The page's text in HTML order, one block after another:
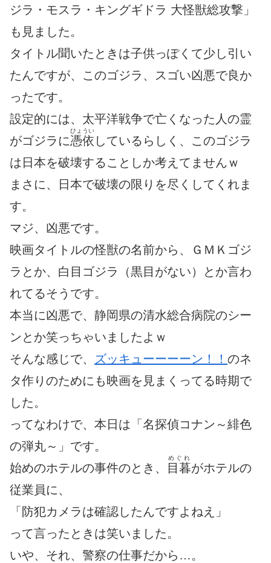
ジラ・モスラ・キングギドラ 大怪獣総攻撃」
も見ました。
タイトル聞いたときは子供っぽくて少し引い
たんですが、このゴジラ、スゴい凶悪で良か
ったです。
設定的には、太平洋戦争で亡くなった人の霊
がゴジラに憑依
ひょうい
しているらしく、このゴジラ
は日本を破壊することしか考えてませんｗ
まさに、日本で破壊の限りを尽くしてくれま
す。
マジ、凶悪です。
映画タイトルの怪獣の名前から、ＧＭＫゴジ
ラとか、白目ゴジラ（黒目がない）とか言わ
れてるそうです。
本当に凶悪で、静岡県の清水総合病院のシー
ンとか笑っちゃいましたよｗ
そんな感じで、
ズッキューーーーン！！ のネ
タ作りのためにも映画を見まくってる時期で
した。
ってなわけで、本日は「名探偵コナン～緋色
の弾丸～」です。
始めのホテルの事件のとき、
目暮
めぐれ
がホテルの
従業員に、
「防犯カメラは確認したんですよねえ」
って言ったときは笑いました。
いや、それ、警察の仕事だから…。